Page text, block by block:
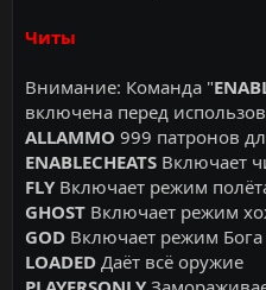
Читы
Внимание: Команда "
включена перед
ALLAMMO 999 патронов
ENABLECHEATS Включает
FLY Включает режим
GHOST Включает режим
GOD Включает режим Бога
LOADED Даёт всё оружие